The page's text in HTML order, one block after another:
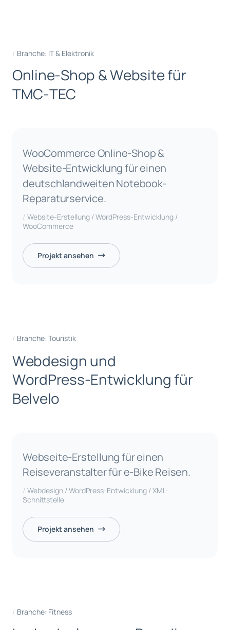
Branche: IT & Elektronik
Online-Shop &Websitefür
TMC-TEC
WooCommerce Online-Shop &
Website-Entwicklung für einen
deutschlandweiten Notebook-
Reparaturservice.
Website-Erstellung / WordPress-Entwicklung /
WooCommerce
Projekt ansehen
Branche: Touristik
Webdesign und
WordPress-Entwicklungfür
Belvelo
Webseite-Erstellung für einen
Reiseveranstalter für e-Bike Reisen.
Webdesign / WordPress-Entwicklung / XML-
Schnittstelle
Projekt ansehen
Branche: Fitness